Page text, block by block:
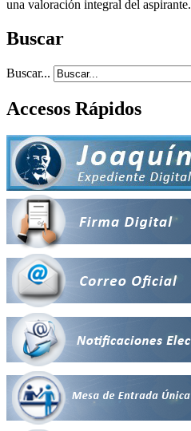
una valoración integral del aspirante.
Buscar
Buscar...
Accesos Rápidos